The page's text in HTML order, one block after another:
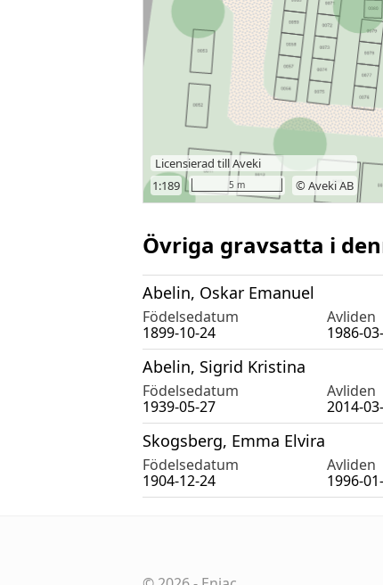
Övriga gravsatta i
Abelin, Oskar Emanuel
Födelsedatum Avliden
1899-10-24
1986-
Abelin, Sigrid Kristina
Födelsedatum Avliden
1939-05-27
2014-
Skogsberg, Emma Elvira
Födelsedatum Avliden
1904-12-24
1996-